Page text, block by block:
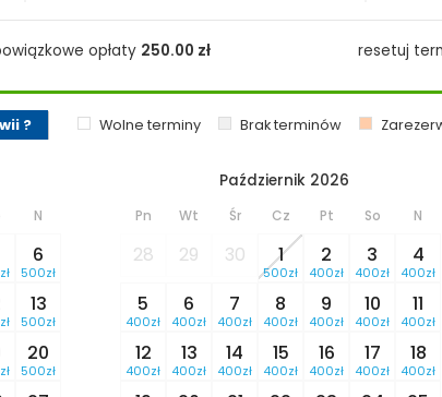
opłaty 250.00 zł resetuj
? Wolne terminy Brak terminów
N
6
500zł
13
500zł
20
500zł
Październik 2026
Pn Wt Śr Cz Pt So N
28 29 30 1
500zł
2
400zł
3
400zł
4
400zł
5
400zł
6
400zł
7
400zł
8
400zł
9
400zł
10
400zł
11
400zł
12
400zł
13
400zł
14
400zł
15
400zł
16
400zł
17
400zł
18
400zł